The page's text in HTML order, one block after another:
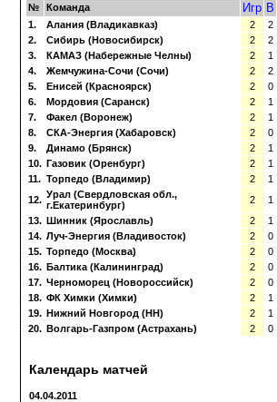
№ Команда Игр В
1. Алания (Владикавказ) 2
2
2.
Сибирь (Новосибирск) 2
2
3.
КАМАЗ (Набережные Челны) 2
1
4.
Жемчужина-Сочи (Сочи) 2
2
5.
Енисей (Красноярск) 2
0
6.
Мордовия (Саранск) 2
1
7.
Факел (Воронеж) 2
1
8.
СКА-Энергия (Хабаровск) 2
0
9.
Динамо (Брянск) 2
1
10. Газовик (Оренбург) 2
1
11. Торпедо (Владимир) 2
1
12. Урал (Свердловская обл.,
г.Екатеринбург)
2
1
13. Шинник (Ярославль) 2
1
14. Луч-Энергия (Владивосток) 2
0
15. Торпедо (Москва) 2
0
16. Балтика (Калининград) 2
0
17. Черноморец (Новороссийск) 2
0
18. ФК Химки (Химки) 2
1
19. Нижний Новгород (НН) 2
1
20. Волгарь-Газпром (Астрахань) 2 0
Календарь матчей
04.04.2011